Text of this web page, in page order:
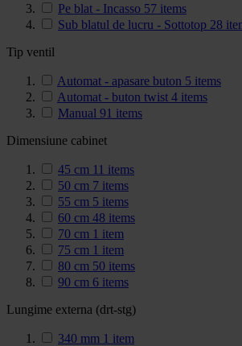
Pe blat - Incasso 57 items
Sub blatul de lucru - Sottotop 28
Tip ventil
Automat - apasare buton 5 items
Automat - buton twist 4 items
Manual 91 items
Dimensiune cabinet
45 cm 11 items
50 cm 7 items
55 cm 5 items
60 cm 48 items
70 cm 1 item
75 cm 1 item
80 cm 50 items
90 cm 6 items
Lungime externa (drt-stg)
340 mm 1 item